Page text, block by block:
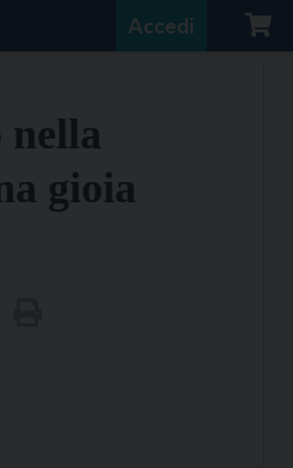
Accedi
nella
gioia